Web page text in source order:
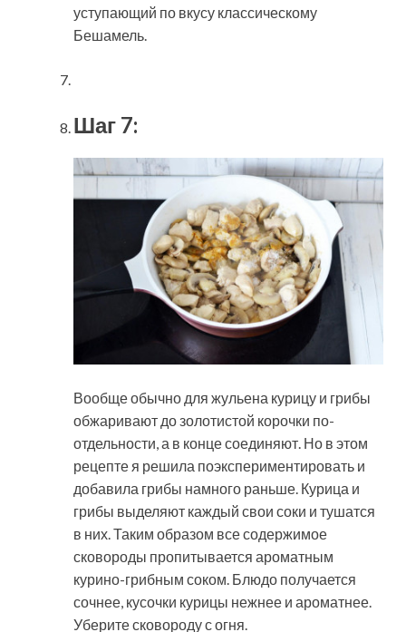
уступающий по вкусу классическому
Бешамель.
Шаг 7:
Вообще обычно для жульена курицу и грибы
обжаривают до золотистой корочки по-
отдельности, а в конце соединяют. Но в этом
рецепте я решила поэкспериментировать и
добавила грибы намного раньше. Курица и
грибы выделяют каждый свои соки и тушатся
в них. Таким образом все содержимое
сковороды пропитывается ароматным
курино-грибным соком. Блюдо получается
сочнее, кусочки курицы нежнее и ароматнее.
Уберите сковороду с огня.